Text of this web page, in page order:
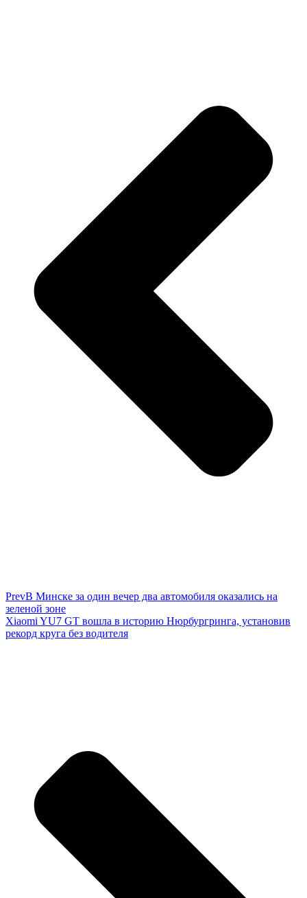
PrevВ Минске за один вечер два автомобиля оказались на
зеленой зоне
Xiaomi YU7 GT вошла в историю Нюрбургринга, установив
рекорд круга без водителя